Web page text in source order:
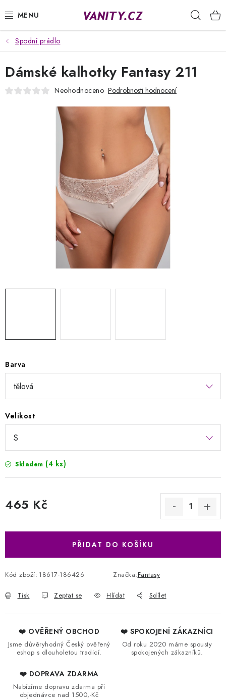
na
KABELKY
SPODNÍ PRÁDLO
PUNČOCHY
Jak nakupovat
Obchodní podmínky
Podmínky ochrany osobních údajů
Napište nám
Reklamace a vrácení zboží
Spodní prádlo
Barva
Velikost
Skladem (4 ks)
465 Kč
PŘIDAT DO KOŠÍKU
Kód zboží: 18617-186426 Značka:Fantasy
Tisk Zeptat se Hlídat Sdílet
Dámské kalhotky Fantasy 211
Neohodnoceno Podrobnosti hodnocení
❤️ OVĚŘENÝ OBCHOD
Jsme důvěryhodný Český ověřený
eshop s dlouholetou tradicí.
❤️ SPOKOJENÍ ZÁKAZNÍCI
Od roku 2020 máme spousty
spokojených zákazníků.
❤️ DOPRAVA ZDARMA
Nabízíme dopravu zdarma při
objednávce nad 1500,-Kč